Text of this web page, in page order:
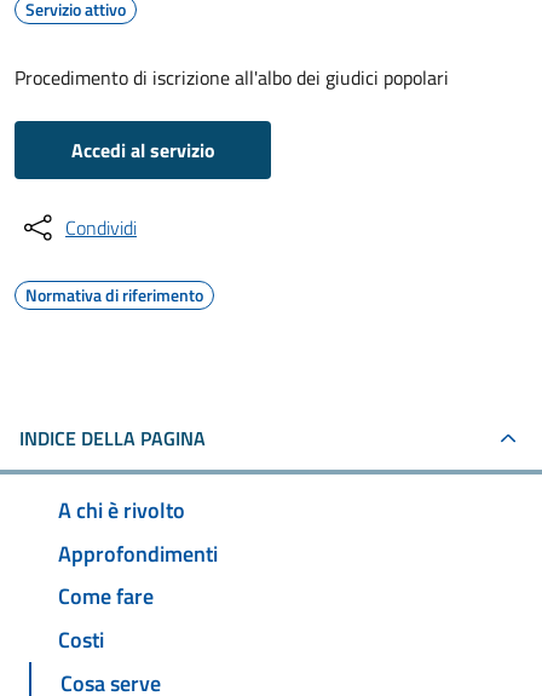
Servizio attivo
Procedimento di iscrizione all'albo dei giudici popolari
Accedi al servizio
Condividi
Normativa di riferimento
INDICE DELLA PAGINA
A chi è rivolto
Approfondimenti
Come fare
Costi
Cosa serve